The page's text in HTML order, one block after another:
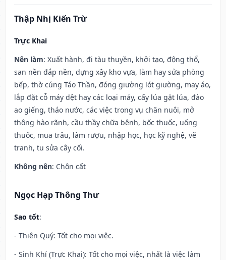
Thập Nhị Kiến Trừ
Trực Khai
Nên làm: Xuất hành, đi tàu thuyền, khởi tạo, động thổ,
san nền đắp nền, dựng xây kho vựa, làm hay sửa phòng
bếp, thờ cúng Táo Thần, đóng giường lót giường, may áo,
lắp đặt cỗ máy dệt hay các loại máy, cấy lúa gặt lúa, đào
ao giếng, tháo nước, các việc trong vụ chăn nuôi, mở
thông hào rãnh, cầu thầy chữa bệnh, bốc thuốc, uống
thuốc, mua trâu, làm rượu, nhập học, học kỹ nghệ, vẽ
tranh, tu sửa cây cối.
Không nên: Chôn cất
Ngọc Hạp Thông Thư
Sao tốt:
- Thiên Quý: Tốt cho mọi việc.
- Sinh Khí (Trực Khai): Tốt cho mọi việc, nhất là việc làm